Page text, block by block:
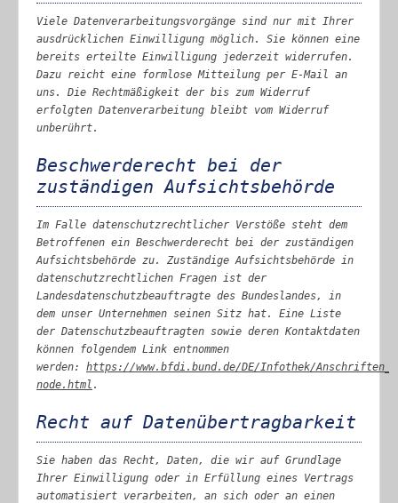
Viele Datenverarbeitungsvorgänge sind nur mit Ihrer
ausdrücklichen Einwilligung möglich. Sie können eine
bereits erteilte Einwilligung jederzeit widerrufen.
Dazu reicht eine formlose Mitteilung per E-Mail an
uns. Die Rechtmäßigkeit der bis zum Widerruf
erfolgten Datenverarbeitung bleibt vom Widerruf
unberührt.
Beschwerderecht bei der
zuständigen Aufsichtsbehörde
Im Falle datenschutzrechtlicher Verstöße steht dem
Betroffenen ein Beschwerderecht bei der zuständigen
Aufsichtsbehörde zu. Zuständige Aufsichtsbehörde in
datenschutzrechtlichen Fragen ist der
Landesdatenschutzbeauftragte des Bundeslandes, in
dem unser Unternehmen seinen Sitz hat. Eine Liste
der Datenschutzbeauftragten sowie deren Kontaktdaten
können folgendem Link entnommen
werden: https://www.bfdi.bund.de/DE/Infothek/
node.html .
Recht auf Datenübertragbarkeit
Sie haben das Recht, Daten, die wir auf Grundlage
Ihrer Einwilligung oder in Erfüllung eines Vertrags
automatisiert verarbeiten, an sich oder an einen